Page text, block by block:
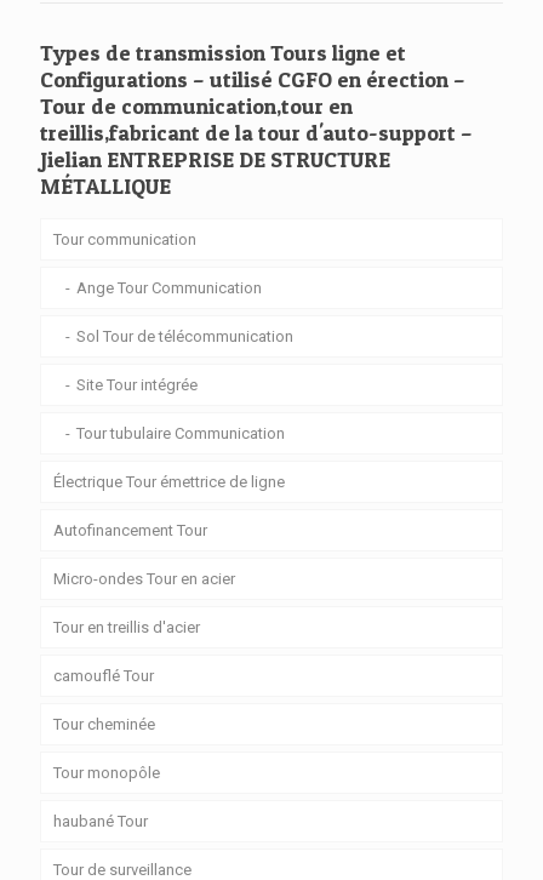
Types de transmission Tours ligne et
Configurations – utilisé CGFO en érection –
Tour de communication,tour en
treillis,fabricant de la tour d'auto-support –
Jielian ENTREPRISE DE STRUCTURE
MÉTALLIQUE
Tour communication
Ange Tour Communication
Sol Tour de télécommunication
Site Tour intégrée
Tour tubulaire Communication
Électrique Tour émettrice de ligne
Autofinancement Tour
Micro-ondes Tour en acier
Tour en treillis d'acier
camouflé Tour
Tour cheminée
Tour monopôle
haubané Tour
Tour de surveillance